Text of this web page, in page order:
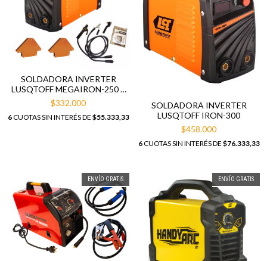
SOLDADORA INVERTER
LUSQTOFF MEGAIRON-250 +
2 ESCUADRAS MAGNETICAS
$332.000
6CUOTAS SIN INTERÉS DE $55.333,33
SOLDADORA INVERTER
LUSQTOFF IRON-300
$458.000
6CUOTAS SIN INTERÉS DE $76.333,33
ENVÍO GRATIS ENVÍO GRATIS